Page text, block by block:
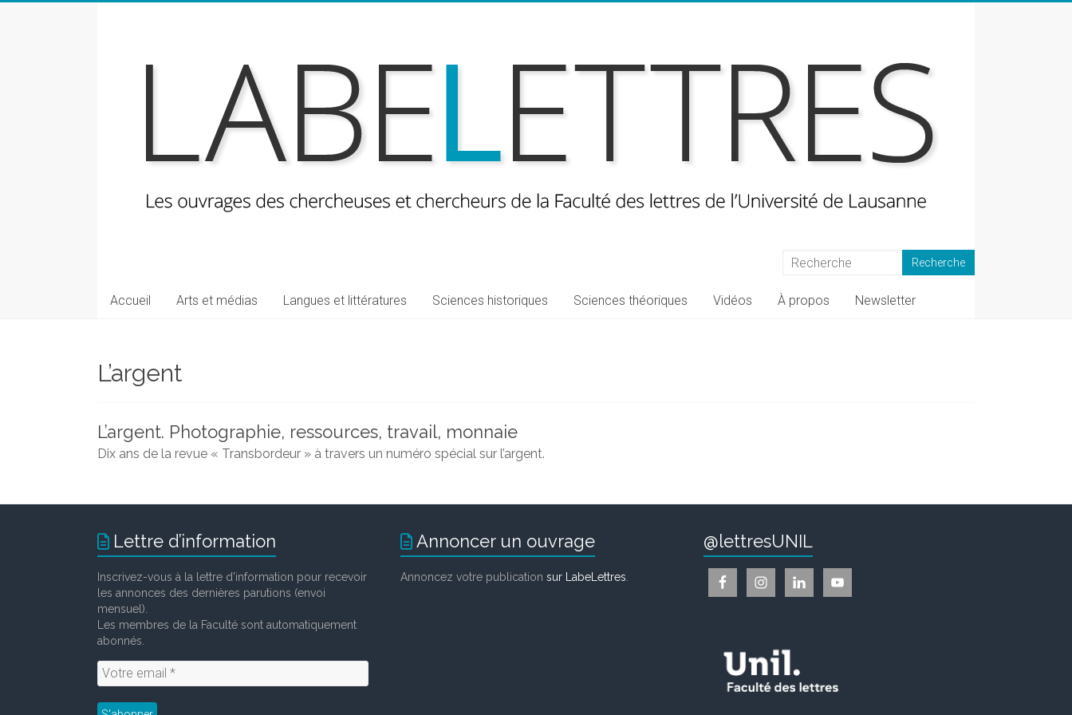
Les
et
chercheurs
la
Faculté
Accueil Arts et médias Langues et littératures Sciences historiques Sciences théoriques Vidéos À propos Newsletter
L’argent
L’argent. Photographie, ressources, travail, monnaie
Dix ans de la revue « Transbordeur » à travers un numéro spécial sur l’argent.
Lettre d’information
Inscrivez-vous à la lettre d'information pour recevoir
les annonces des dernières parutions (envoi
mensuel).
Les membres de la Faculté sont automatiquement
abonnés.
Annoncer un ouvrage
Annoncez votre publication sur LabeLettres
@lettresUNIL